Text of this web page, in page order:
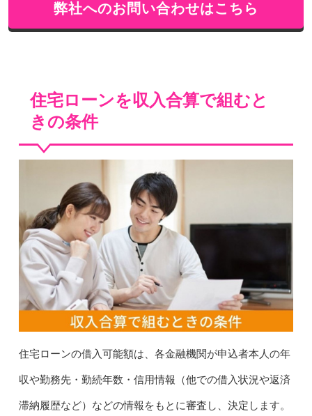
弊社へのお問い合わせはこちら
住宅ローンを収入合算で組むと
きの条件
住宅ローンの借入可能額は、各金融機関が申込者本人の年
収や勤務先・勤続年数・信用情報（他での借入状況や返済
滞納履歴など）などの情報をもとに審査し、決定します。